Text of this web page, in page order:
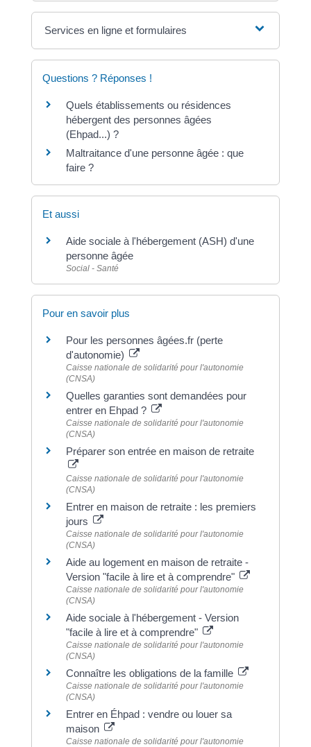
Services en ligne et formulaires
Questions ? Réponses !
Quels établissements ou résidences
hébergent des personnes âgées
(Ehpad...) ?
Maltraitance d'une personne âgée : que
faire ?
Et aussi
Aide sociale à l'hébergement (ASH) d'une
personne âgée
Social - Santé
Pour en savoir plus
Pour les personnes âgées.fr (perte
d'autonomie)
Caisse nationale de solidarité pour l'autonomie
(CNSA)
Quelles garanties sont demandées pour
entrer en Ehpad ?
Caisse nationale de solidarité pour l'autonomie
(CNSA)
Préparer son entrée en maison de retraite
Caisse nationale de solidarité pour l'autonomie
(CNSA)
Entrer en maison de retraite : les premiers
jours
Caisse nationale de solidarité pour l'autonomie
(CNSA)
Aide au logement en maison de retraite -
Version "facile à lire et à comprendre"
Caisse nationale de solidarité pour l'autonomie
(CNSA)
Aide sociale à l'hébergement - Version
"facile à lire et à comprendre"
Caisse nationale de solidarité pour l'autonomie
(CNSA)
Connaître les obligations de la famille
Caisse nationale de solidarité pour l'autonomie
(CNSA)
Entrer en Éhpad : vendre ou louer sa
maison
Caisse nationale de solidarité pour l'autonomie